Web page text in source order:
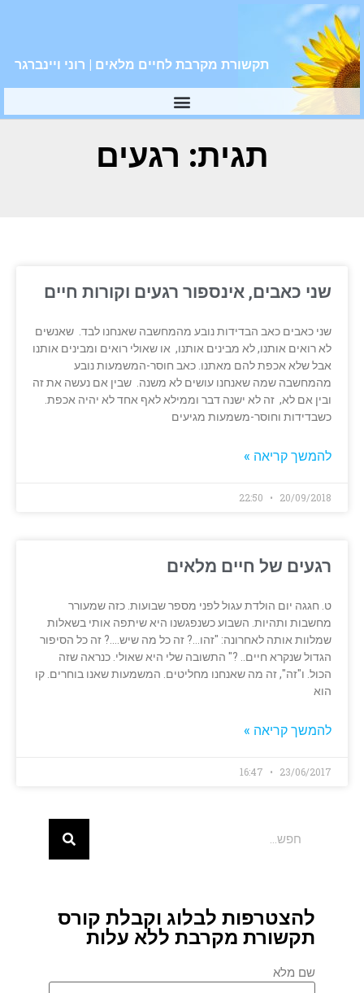
תקשורת מקרבת לחיים מלאים | רוני ויינברגר
תגית: רגעים
שני כאבים, אינספור רגעים וקורות חיים
שני כאבים כאב הבדידות נובע מהמחשבה שאנחנו לבד. שאנשים
לא רואים אותנו, לא מבינים אותנו, או שאולי רואים ומבינים אותנו
אבל שלא אכפת להם מאתנו. כאב חוסר-המשמעות נובע
מהמחשבה שמה שאנחנו עושים לא משנה. שבין אם נעשה את זה
ובין אם לא, זה לא ישנה דבר וממילא לאף אחד לא יהיה אכפת.
כשבדידות וחוסר-משמעות מגיעים
להמשך קריאה »
20/09/2018
רגעים של חיים מלאים
ט. חגגה יום הולדת עגול לפני מספר שבועות. כזה שמעורר
מחשבות ותהיות. השבוע כשנפגשנו היא שיתפה אותי בשאלות
שמלוות אותה לאחרונה: "זהו…? זה כל מה שיש….? זה כל הסיפור
הגדול שנקרא חיים.. ?" התשובה שלי היא שאולי. כנראה שזה
הכול. ו"זה", זה מה שאנחנו מחליטים. המשמעות שאנו בוחרים. קו
הוא
להמשך קריאה »
23/06/2017
להצטרפות לבלוג וקבלת קורס
תקשורת מקרבת ללא עלות
שם מלא